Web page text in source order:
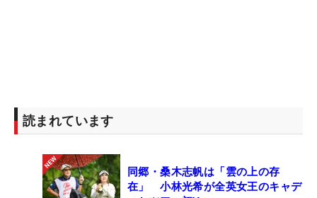
読まれています
同郷・桑木志帆は「雲の上の存
在」 小林光希が全英女王のキャデ